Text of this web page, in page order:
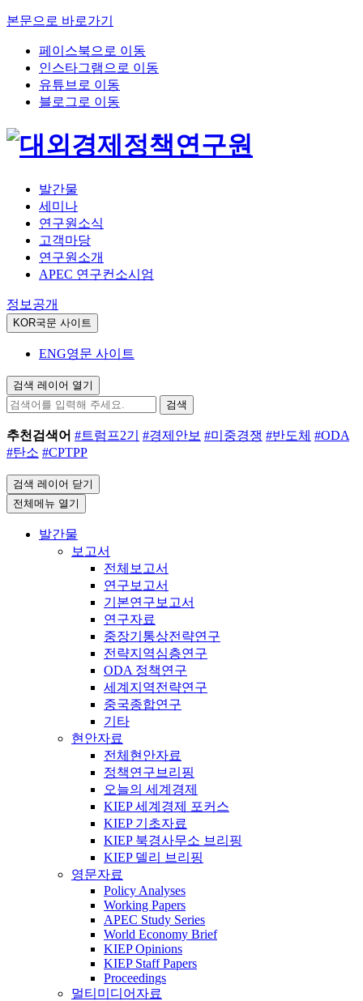
본문으로 바로가기
페이스북으로 이동
인스타그램으로 이동
유튜브로 이동
블로그로 이동
발간물
세미나
연구원소식
고객마당
연구원소개
APEC 연구컨소시엄
정보공개
KOR국문 사이트
ENG영문 사이트
검색 레이어 열기
검색
추천검색어 #트럼프2기 #경제안보 #미중경쟁 #반도체 #ODA
#탄소 #CPTPP
검색 레이어 닫기
전체메뉴 열기
발간물
보고서
전체보고서
연구보고서
기본연구보고서
연구자료
중장기통상전략연구
전략지역심층연구
ODA 정책연구
세계지역전략연구
중국종합연구
기타
현안자료
전체현안자료
정책연구브리핑
오늘의 세계경제
KIEP 세계경제 포커스
KIEP 기초자료
KIEP 북경사무소 브리핑
KIEP 델리 브리핑
영문자료
Policy Analyses
Working Papers
APEC Study Series
World Economy Brief
KIEP Opinions
KIEP Staff Papers
Proceedings
멀티미디어자료